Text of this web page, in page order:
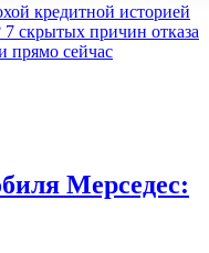
кредитной историей
скрытых причин отказа
прямо сейчас
Мерседес: